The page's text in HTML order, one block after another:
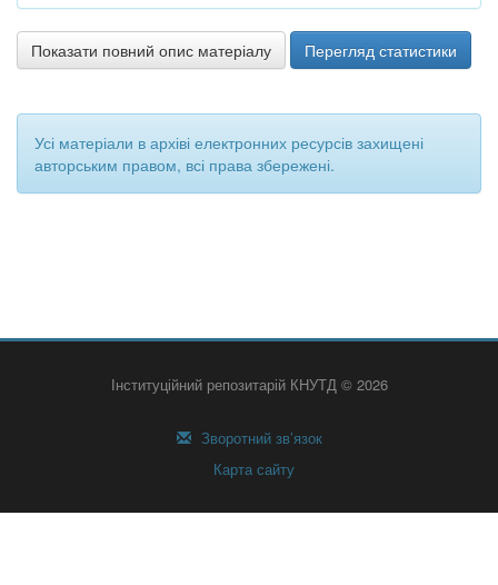
Показати повний опис матеріалу Перегляд статистики
Усі матеріали в архіві електронних ресурсів захищені
авторським правом, всі права збережені.
Інституційний репозитарій КНУТД © 2026
Зворотний зв’язок
Карта сайту